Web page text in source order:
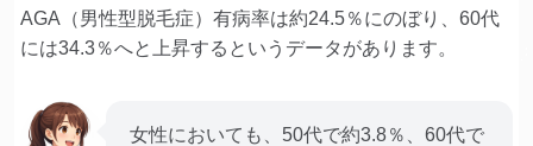
AGA（男性型脱毛症）有病率は約24.5％にのぼり、60代
には34.3％へと上昇するというデータがあります。
女性においても、50代で約3.8％、60代で